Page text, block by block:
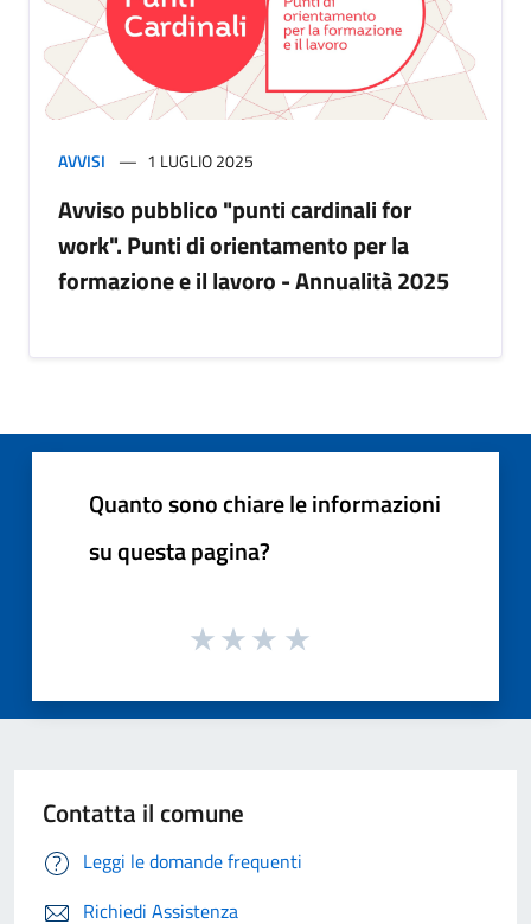
AVVISI 1 LUGLIO 2025
Avviso pubblico "punti cardinali for
work". Punti di orientamento per la
formazione e il lavoro - Annualità 2025
Quanto sono chiare le informazioni
su questa pagina?
Contatta il comune
Leggi le domande frequenti
Richiedi Assistenza